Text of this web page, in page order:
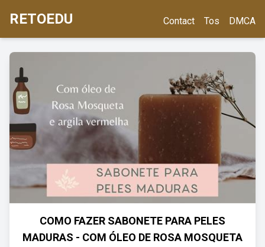
RETOEDU Contact Tos DMCA
COMO FAZER SABONETE PARA PELES
MADURAS - COM ÓLEO DE ROSA MOSQUETA